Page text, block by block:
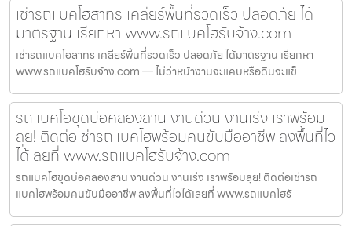
เช่ารถแบคโฮสาทร เคลียร์พื้นที่รวดเร็ว ปลอดภัย ได้
มาตรฐาน เรียกหา www.รถแบคโฮรับจ้าง.com
เช่ารถแบคโฮสาทร เคลียร์พื้นที่รวดเร็ว ปลอดภัย ได้มาตรฐาน เรียกหา
www.รถแบคโฮรับจ้าง.com — ไม่ว่าหน้างานจะแคบหรือดินจะแข็
รถแบคโฮขุดบ่อคลองสาน งานด่วน งานเร่ง เราพร้อม
ลุย! ติดต่อเช่ารถแบคโฮพร้อมคนขับมืออาชีพ ลงพื้นที่ไว
ได้เลยที่ www.รถแบคโฮรับจ้าง.com
รถแบคโฮขุดบ่อคลองสาน งานด่วน งานเร่ง เราพร้อมลุย! ติดต่อเช่ารถ
แบคโฮพร้อมคนขับมืออาชีพ ลงพื้นที่ไวได้เลยที่ www.รถแบคโฮรั